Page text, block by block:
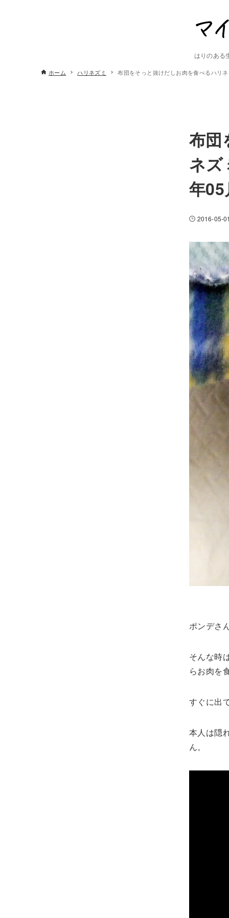
はりのある
ホーム ハリネズミ 布団をそっと抜けだしお肉を食べるハリ
布団
ネズ
年
2016-05-
ポンデさ
そんな時
らお肉を
すぐに出
本人は隠
ん。